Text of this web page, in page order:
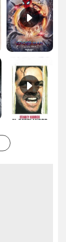
El resplandor Tráiler